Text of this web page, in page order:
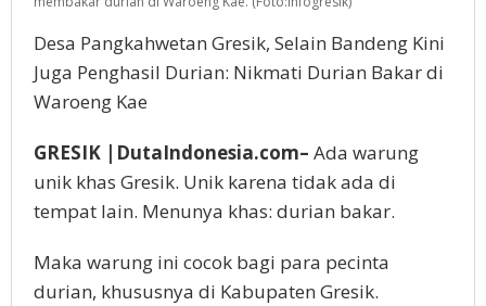
Desa Pangkahwetan Gresik, Selain Bandeng Kini
Juga Penghasil Durian: Nikmati Durian Bakar di
Waroeng Kae
GRESIK |DutaIndonesia.com– Ada warung
unik khas Gresik. Unik karena tidak ada di
tempat lain. Menunya khas: durian bakar.
Maka warung ini cocok bagi para pecinta
durian, khususnya di Kabupaten Gresik.